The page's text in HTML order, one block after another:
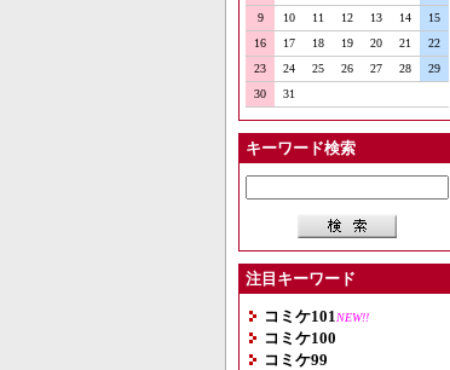
9
10 11 12 13 14
15
16
17 18 19 20 21
22
23
24 25 26 27 28
29
30
31
キーワード検索
注目キーワード
コミケ101 NEW!!
コミケ100
コミケ99